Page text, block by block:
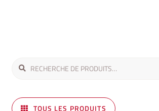
Recherche
pour :
Recherche
TOUS LES PRODUITS